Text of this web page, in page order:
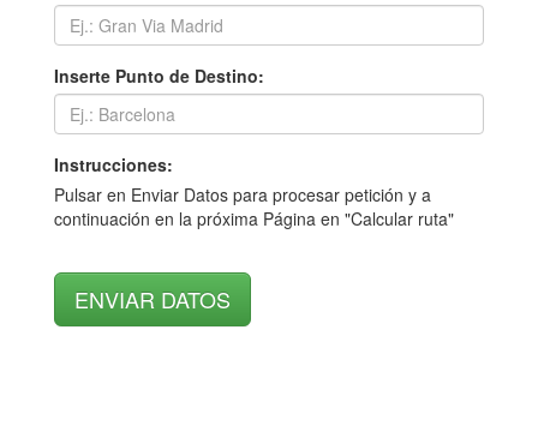
Inserte Punto de Destino:
Instrucciones:
Pulsar en Enviar Datos para procesar petición y a
continuación en la próxima Página en "Calcular ruta"